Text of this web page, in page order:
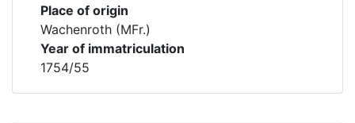
Place of origin
Wachenroth (MFr.)
Year of immatriculation
1754/55